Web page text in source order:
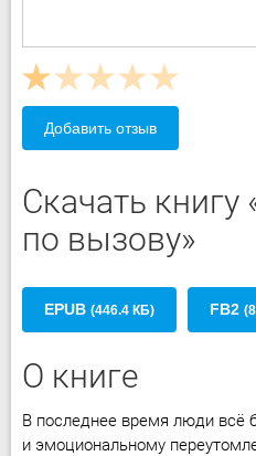
Добавить отзыв
Скачать
по вызову»
EPUB (446.4 КБ) FB2
О книге
В последнее время люди всё
и эмоциональному